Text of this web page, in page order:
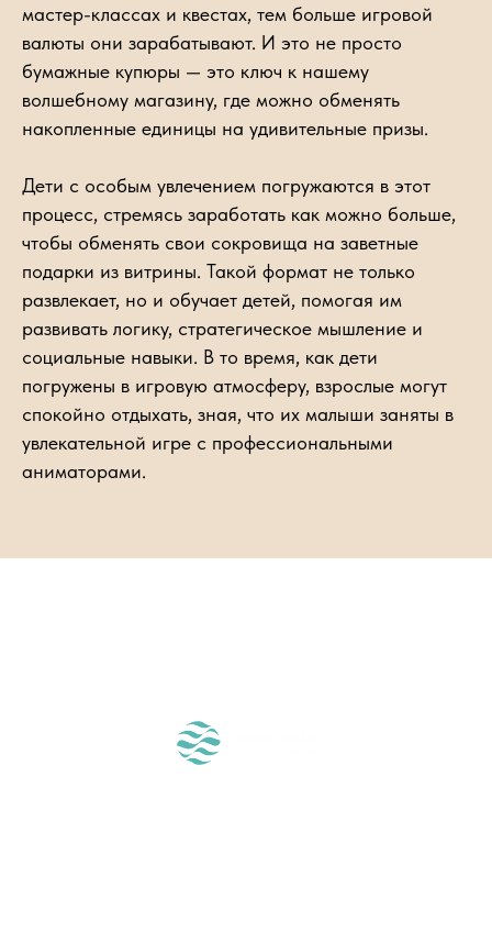
мастер-классах и квестах, тем больше игровой
валюты они зарабатывают. И это не просто
бумажные купюры — это ключ к нашему
волшебному магазину, где можно обменять
накопленные единицы на удивительные призы.
Дети с особым увлечением погружаются в этот
процесс, стремясь заработать как можно больше,
чтобы обменять свои сокровища на заветные
подарки из витрины. Такой формат не только
развлекает, но и обучает детей, помогая им
развивать логику, стратегическое мышление и
социальные навыки. В то время, как дети
погружены в игровую атмосферу, взрослые могут
спокойно отдыхать, зная, что их малыши заняты в
увлекательной игре с профессиональными
аниматорами.